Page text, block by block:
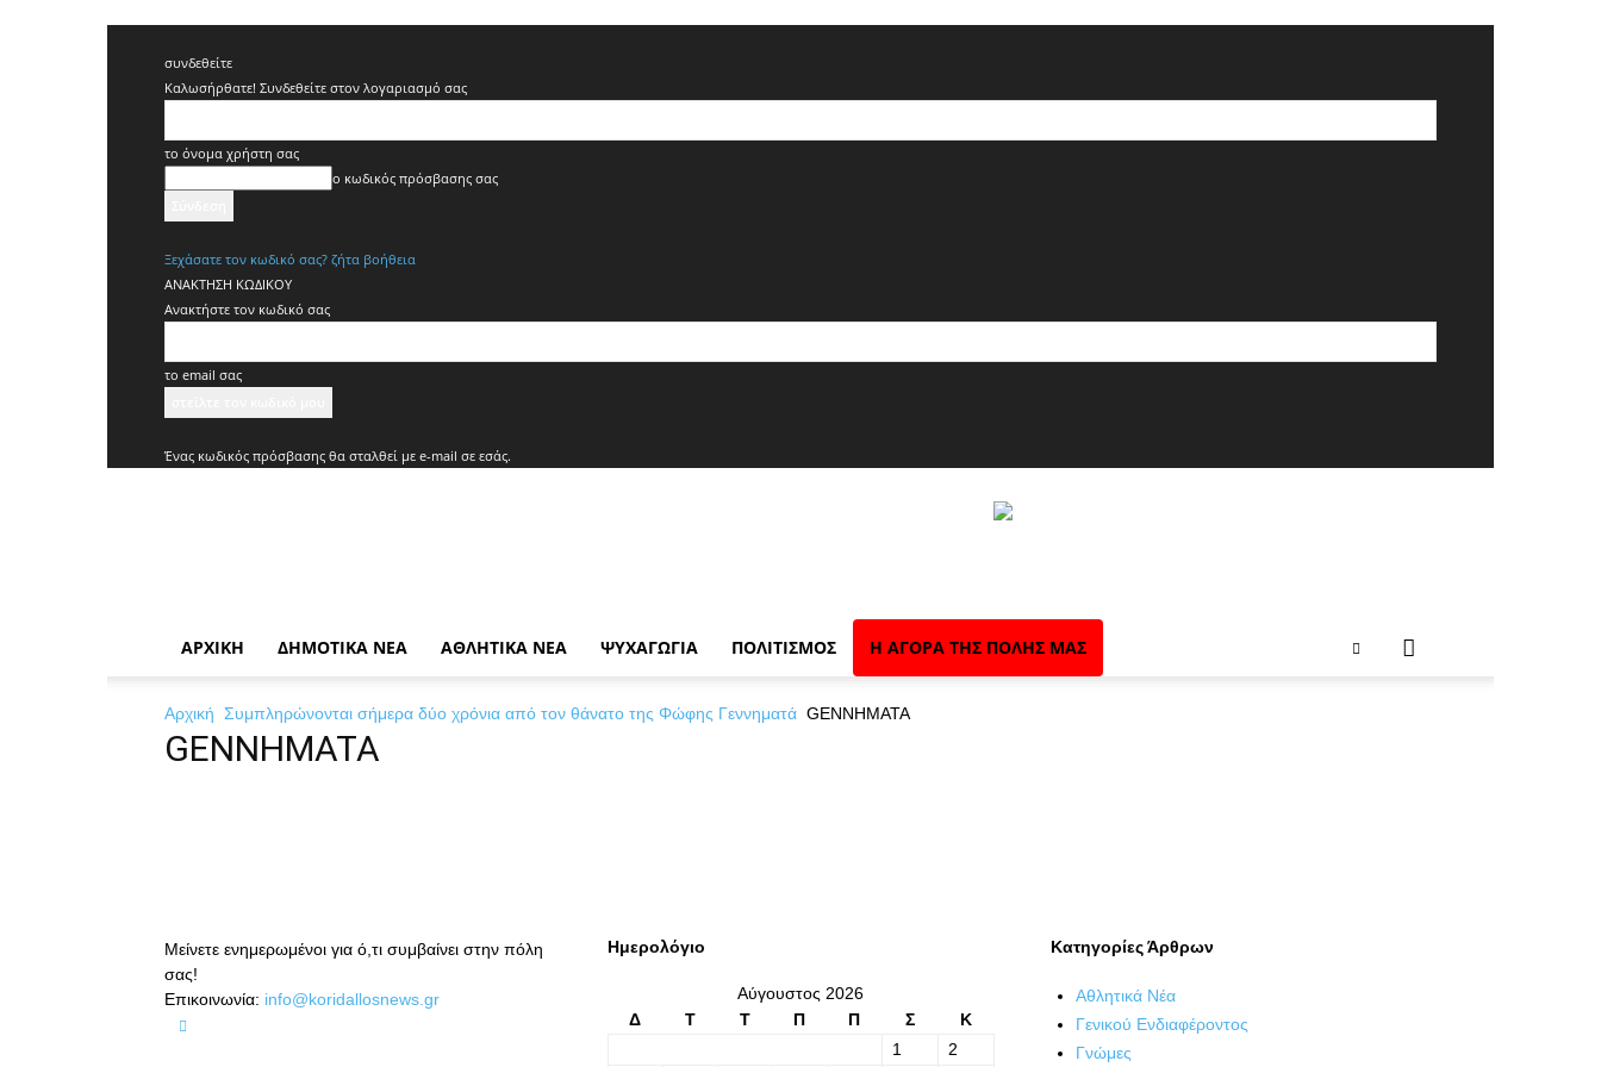
συνδεθείτε
Καλωσήρθατε! Συνδεθείτε στον λογαριασμό σας
το όνομα χρήστη σας
ο κωδικός πρόσβασης σας
Ξεχάσατε τον κωδικό σας? ζήτα βοήθεια
ΑΝΑΚΤΗΣΗ ΚΩΔΙΚΟΥ
Ανακτήστε τον κωδικό σας
το email σας
Ένας κωδικός πρόσβασης θα σταλθεί με e-mail σε εσάς.
ενημέρωση
ΑΡΧΙΚΉ ΔΗΜΟΤΙΚΆ ΝΈΑ ΑΘΛΗΤΙΚΆ ΝΈΑ ΨΥΧΑΓΩΓΊΑ ΠΟΛΙΤΙΣΜΌΣ Η ΑΓΟΡΆ ΤΗΣ ΠΌΛΗΣ ΜΑΣ
Αρχική Συμπληρώνονται σήμερα δύο χρόνια από τον θάνατο της Φώφης Γεννηματά GENNHMATA
GENNHMATA
Μείνετε ενημερωμένοι για ό,τι συμβαίνει στην πόλη
σας!
Επικοινωνία: info@koridallosnews.gr
Ημερολόγιο
Αύγουστος 2026
Δ
Τ Τ Π Π Σ
Κ
1
2
Κατηγορίες Άρθρων
Αθλητικά Νέα
Γενικού Ενδιαφέροντος
Γνώμες